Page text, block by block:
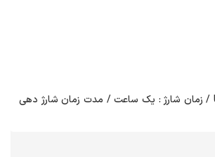
باتری با ظرفیت ۱۰۰ میلی‌آمپر / ورودی USB-C / زمان شارژ : یک ساعت / مدت زمان شارژ دهی